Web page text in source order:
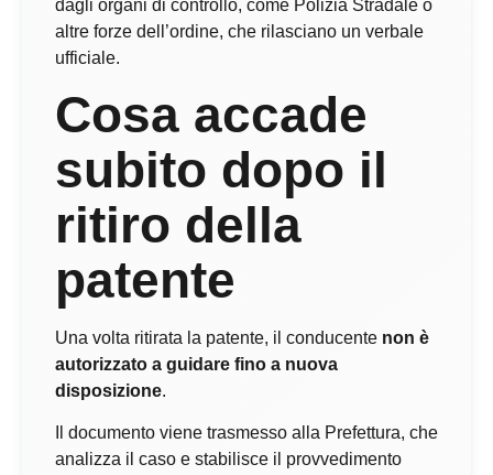
dagli organi di controllo, come Polizia Stradale o
altre forze dell’ordine, che rilasciano un verbale
ufficiale.
Cosa accade
subito dopo il
ritiro della
patente
Una volta ritirata la patente, il conducente non è
autorizzato a guidare fino a nuova
disposizione.
Il documento viene trasmesso alla Prefettura, che
analizza il caso e stabilisce il provvedimento